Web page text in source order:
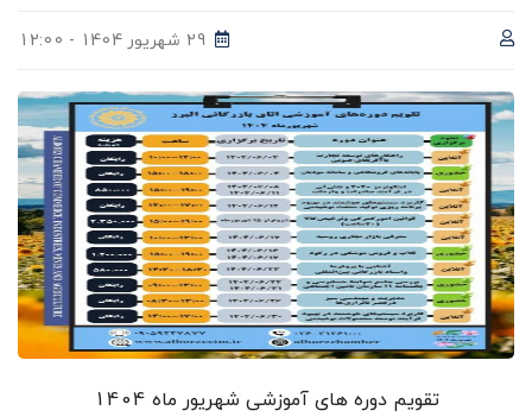
29 شهریور 1404 - 12:00
تقویم دوره های آموزشی شهریور ماه 1404